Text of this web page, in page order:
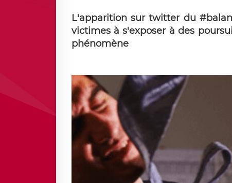
L'apparition sur twitter du
victimes à s'exposer à des
phénomène